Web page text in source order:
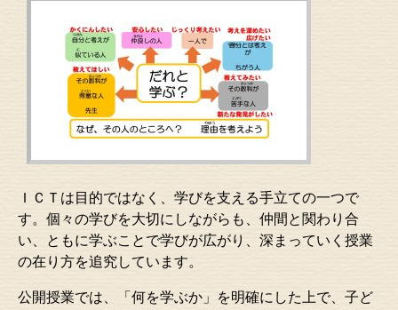
ＩＣＴは目的ではなく、学びを支える手立ての一つで
す。個々の学びを大切にしながらも、仲間と関わり合
い、ともに学ぶことで学びが広がり、深まっていく授業
の在り方を追究しています。
公開授業では、「何を学ぶか」を明確にした上で、子ど